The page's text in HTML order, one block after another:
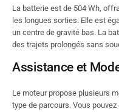
La batterie est de 504 Wh,
les longues sorties. Elle est
un centre de gravité bas. La
des trajets prolongés sans
Assistance et
Le moteur propose plusieurs
type de parcours. Vous